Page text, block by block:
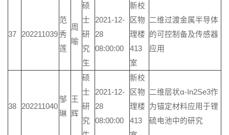
37 202211039
范
秀
莲
周
喻
硕
士
研
究
生
2021-12-
28
08:00:00
新校
区物
理楼
413
室
二维过渡金属半导体
的可控制备及传感器
应用
38 202211040
邹
琳
王
辉
硕
士
研
究
2021-12-
28
08:00:00
新校
区物
理楼
413
二维层状α-In2Se3作
为锚定材料应用于锂
硫电池中的研究